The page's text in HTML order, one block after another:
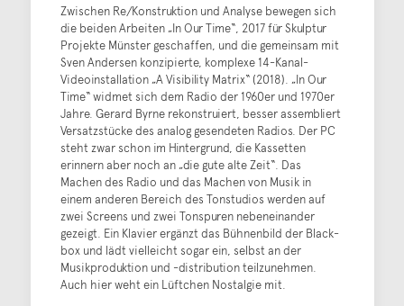
Zwischen Re/Konstruktion und Analyse bewegen sich
die beiden Arbeiten „In Our Time“, 2017 für Skulptur
Projekte Münster geschaffen, und die gemeinsam mit
Sven Andersen konzipierte, komplexe 14-Kanal-
Videoinstallation „A Visibility Matrix“ (2018). „In Our
Time“ widmet sich dem Radio der 1960er und 1970er
Jahre. Gerard Byrne rekonstruiert, besser assembliert
Versatzstücke des analog gesendeten Radios. Der PC
steht zwar schon im Hintergrund, die Kassetten
erinnern aber noch an „die gute alte Zeit“. Das
Machen des Radio und das Machen von Musik in
einem anderen Bereich des Tonstudios werden auf
zwei Screens und zwei Tonspuren nebeneinander
gezeigt. Ein Klavier ergänzt das Bühnenbild der Black-
box und lädt vielleicht sogar ein, selbst an der
Musikproduktion und -distribution teilzunehmen.
Auch hier weht ein Lüftchen Nostalgie mit.